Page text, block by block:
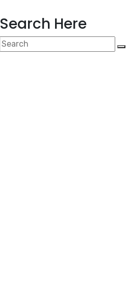
Search Here